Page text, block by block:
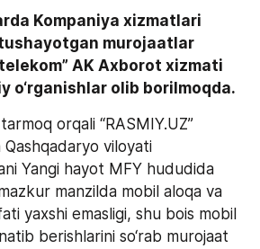
Kompaniya xizmatlari
murojaatlar
AK Axborot xizmati
o‘rganishlar olib borilmoqda.
orqali “RASMIY.UZ”
viloyati
Yangi hayot MFY hududida
manzilda mobil aloqa va
yaxshi emasligi, shu bois mobil
berishlarini so‘rab murojaat